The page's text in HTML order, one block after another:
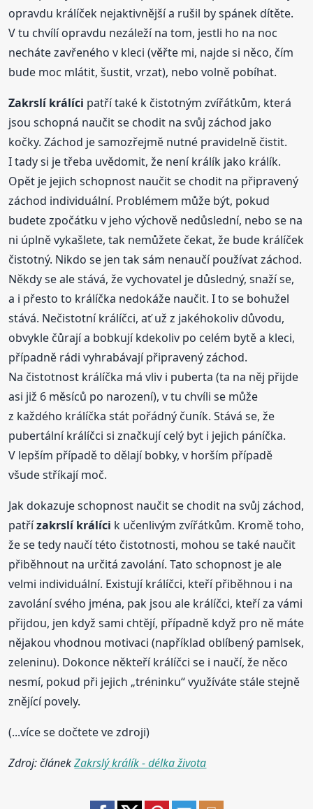
opravdu králíček nejaktivnější a rušil by spánek dítěte.
V tu chvílí opravdu nezáleží na tom, jestli ho na noc
necháte zavřeného v kleci (věřte mi, najde si něco, čím
bude moc mlátit, šustit, vrzat), nebo volně pobíhat.
Zakrslí králíci patří také k čistotným zvířátkům, která
jsou schopná naučit se chodit na svůj záchod jako
kočky. Záchod je samozřejmě nutné pravidelně čistit.
I tady si je třeba uvědomit, že není králík jako králík.
Opět je jejich schopnost naučit se chodit na připravený
záchod individuální. Problémem může být, pokud
budete zpočátku v jeho výchově nedůslední, nebo se na
ni úplně vykašlete, tak nemůžete čekat, že bude králíček
čistotný. Nikdo se jen tak sám nenaučí používat záchod.
Někdy se ale stává, že vychovatel je důsledný, snaží se,
a i přesto to králíčka nedokáže naučit. I to se bohužel
stává. Nečistotní králíčci, ať už z jakéhokoliv důvodu,
obvykle čůrají a bobkují kdekoliv po celém bytě a kleci,
případně rádi vyhrabávají připravený záchod.
Na čistotnost králíčka má vliv i puberta (ta na něj přijde
asi již 6 měsíců po narození), v tu chvíli se může
z každého králíčka stát pořádný čuník. Stává se, že
pubertální králíčci si značkují celý byt i jejich páníčka.
V lepším případě to dělají bobky, v horším případě
všude stříkají moč.
Jak dokazuje schopnost naučit se chodit na svůj záchod,
patřízakrslí králíci k učenlivým zvířátkům. Kromě toho,
že se tedy naučí této čistotnosti, mohou se také naučit
přiběhnout na určitá zavolání. Tato schopnost je ale
velmi individuální. Existují králíčci, kteří přiběhnou i na
zavolání svého jména, pak jsou ale králíčci, kteří za vámi
přijdou, jen když sami chtějí, případně když pro ně máte
nějakou vhodnou motivaci (například oblíbený pamlsek,
zeleninu). Dokonce někteří králíčci se i naučí, že něco
nesmí, pokud při jejich „tréninku“ využíváte stále stejně
znějící povely.
(...více se dočtete ve zdroji)
Zdroj: článekZakrslý králík - délka života